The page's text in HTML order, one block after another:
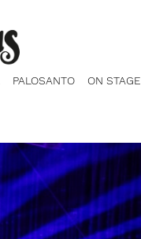
PALOSANTO ON STAGE